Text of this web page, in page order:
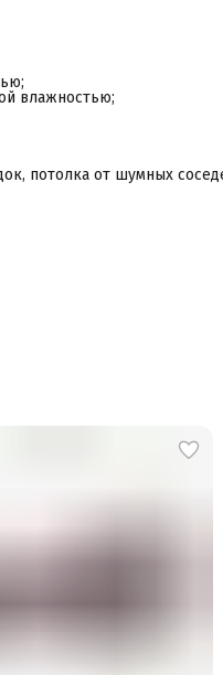
влажностью;
потолка от шумных